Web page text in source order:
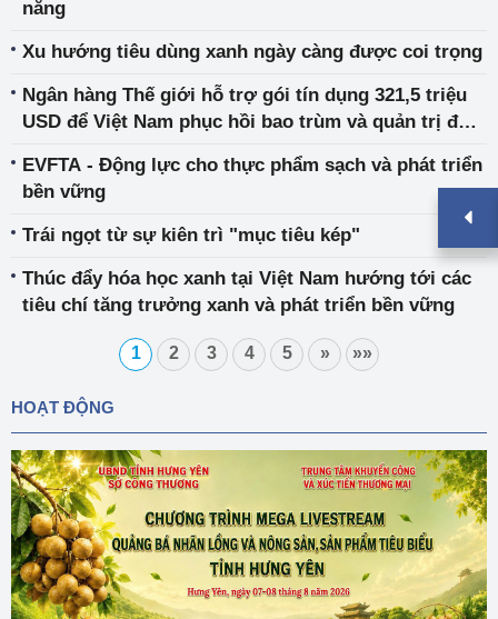
năng
Xu hướng tiêu dùng xanh ngày càng được coi trọng
Ngân hàng Thế giới hỗ trợ gói tín dụng 321,5 triệu
USD để Việt Nam phục hồi bao trùm và quản trị đô
EVFTA - Động lực cho thực phẩm sạch và phát triển
bền vững
Trái ngọt từ sự kiên trì "mục tiêu kép"
Thúc đẩy hóa học xanh tại Việt Nam hướng tới các
tiêu chí tăng trưởng xanh và phát triển bền vững
1 2 3 4 5 » »»
HOẠT ĐỘNG